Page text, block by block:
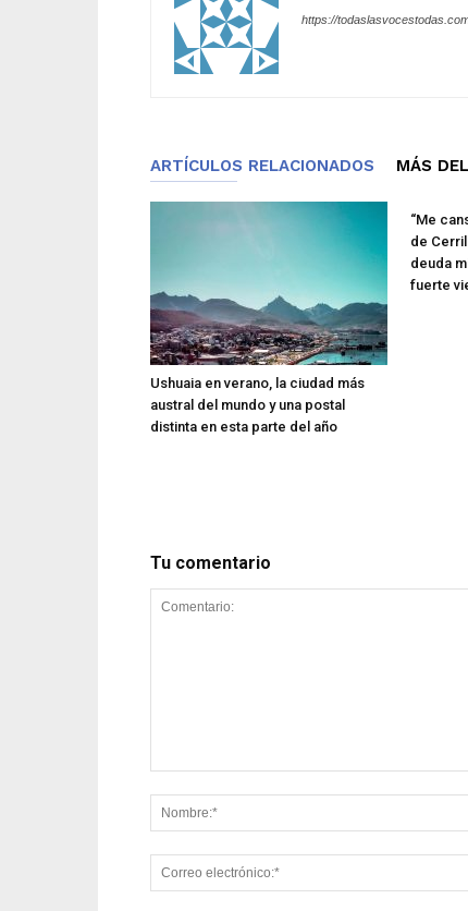
https://
ARTÍCULOS RELACIONADOS MÁS
Ushuaia en verano, la ciudad más
austral del mundo y una postal
distinta en esta parte del año
“Me
de
deuda
fuerte
Tu comentario